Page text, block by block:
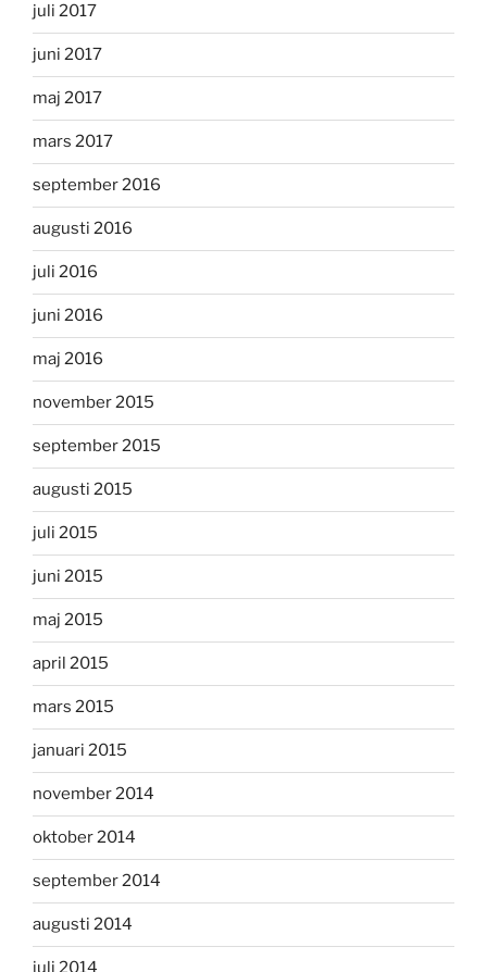
juli 2017
juni 2017
maj 2017
mars 2017
september 2016
augusti 2016
juli 2016
juni 2016
maj 2016
november 2015
september 2015
augusti 2015
juli 2015
juni 2015
maj 2015
april 2015
mars 2015
januari 2015
november 2014
oktober 2014
september 2014
augusti 2014